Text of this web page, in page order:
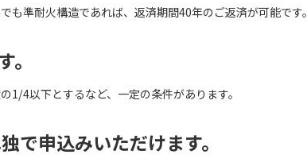
準耐火構造であれば、返済期間40年のご返済が可能です。
1/4以下とするなど、一定の条件があります。
で申込みいただけます。